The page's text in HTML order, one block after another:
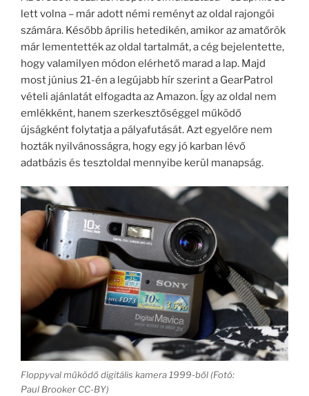
lett volna – már adott némi reményt az oldal rajongói
számára. Később április hetedikén, amikor az amatőrök
már lementették az oldal tartalmát, a cég bejelentette,
hogy valamilyen módon elérhető marad a lap. Majd
most június 21-én a legújabb hír szerint a GearPatrol
vételi ajánlatát elfogadta az Amazon. Így az oldal nem
emlékként, hanem szerkesztőséggel működő
újságként folytatja a pályafutását. Azt egyelőre nem
hozták nyilvánosságra, hogy egy jó karban lévő
adatbázis és tesztoldal mennyibe kerül manapság.
Floppyval működő digitális kamera 1999-ből (Fotó:
Paul Brooker CC-BY)